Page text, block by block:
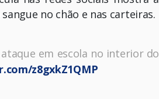
no chão e nas carteiras.
em escola no interior do
z8gxkZ1QMP